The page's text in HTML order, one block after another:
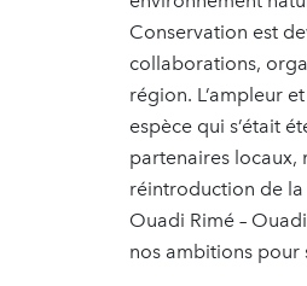
Conservation est
collaborations,
région. L’ampleur
espèce qui s’était
partenaires locaux,
réintroduction de la
Ouadi Rimé –
nos ambitions pour